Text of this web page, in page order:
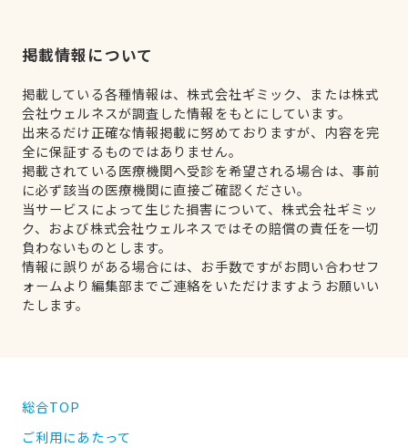
掲載情報について
掲載している各種情報は、株式会社ギミック、または株式
会社ウェルネスが調査した情報をもとにしています。
出来るだけ正確な情報掲載に努めておりますが、内容を完
全に保証するものではありません。
掲載されている医療機関へ受診を希望される場合は、事前
に必ず該当の医療機関に直接ご確認ください。
当サービスによって生じた損害について、株式会社ギミッ
ク、および株式会社ウェルネスではその賠償の責任を一切
負わないものとします。
情報に誤りがある場合には、お手数ですがお問い合わせフ
ォームより編集部までご連絡をいただけますようお願いい
たします。
総合TOP
ご利用にあたって